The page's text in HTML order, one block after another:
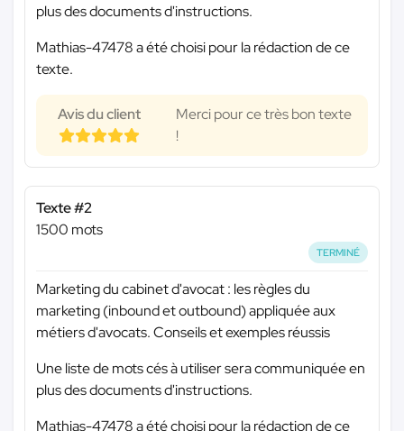
plus des documents d'instructions.
Mathias-47478 a été choisi pour la rédaction de ce
texte.
Avis du client
Merci pour ce très bon texte
!
Texte #2
1500 mots
TERMINÉ
Marketing du cabinet d'avocat : les règles du
marketing (inbound et outbound) appliquée aux
métiers d'avocats. Conseils et exemples réussis
Une liste de mots cés à utiliser sera communiquée en
plus des documents d'instructions.
Mathias-47478 a été choisi pour la rédaction de ce